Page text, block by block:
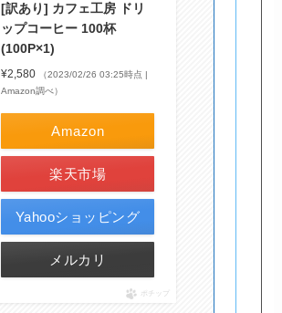
[訳あり] カフェ工房 ドリ
ップコーヒー 100杯
(100P×1)
¥2,580
（2023/02/26 03:25時点 |
Amazon調べ）
Amazon
楽天市場
Yahooショッピング
メルカリ
ポチップ